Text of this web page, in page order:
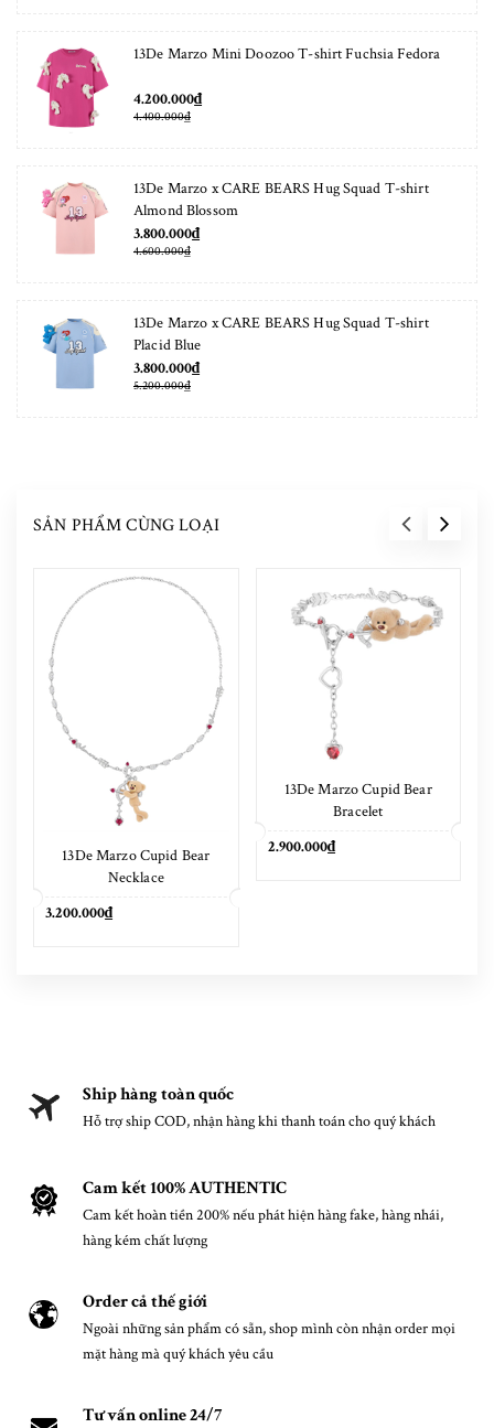
13De Marzo Mini Doozoo T-shirt Fuchsia Fedora
4.200.000₫
4.400.000₫
13De Marzo x CARE BEARS Hug Squad T-shirt
Almond Blossom
3.800.000₫
4.600.000₫
13De Marzo x CARE BEARS Hug Squad T-shirt
Placid Blue
3.800.000₫
5.200.000₫
SẢN PHẨM CÙNG LOẠI
13De Marzo Cupid Bear
Necklace
3.200.000₫
13De Marzo Cupid Bear
Bracelet
2.900.000₫
Ship hàng toàn quốc
Hỗ trợ ship COD, nhận hàng khi thanh toán cho quý khách
Cam kết 100% AUTHENTIC
Cam kết hoàn tiền 200% nếu phát hiện hàng fake, hàng nhái,
hàng kém chất lượng
Order cả thế giới
Ngoài những sản phẩm có sẵn, shop mình còn nhận order mọi
mặt hàng mà quý khách yêu cầu
Tư vấn online 24/7